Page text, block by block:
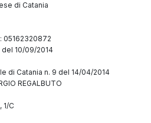
di Catania
05162320872
del 10/09/2014
di Catania n. 9 del 14/04/2014
REGALBUTO
1/C